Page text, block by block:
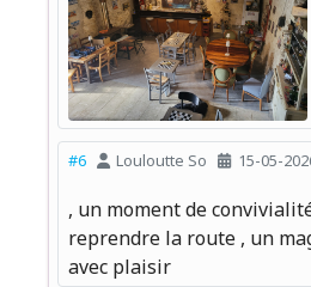
#6 Louloutte So 15-05-
, un moment de
reprendre la route , un
avec plaisir